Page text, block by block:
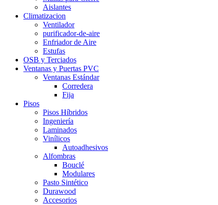
Aislantes
Climatizacion
Ventilador
purificador-de-aire
Enfriador de Aire
Estufas
OSB y Terciados
Ventanas y Puertas PVC
Ventanas Estándar
Corredera
Fija
Pisos
Pisos Híbridos
Ingeniería
Laminados
Vinílicos
Autoadhesivos
Alfombras
Bouclé
Modulares
Pasto Sintético
Durawood
Accesorios